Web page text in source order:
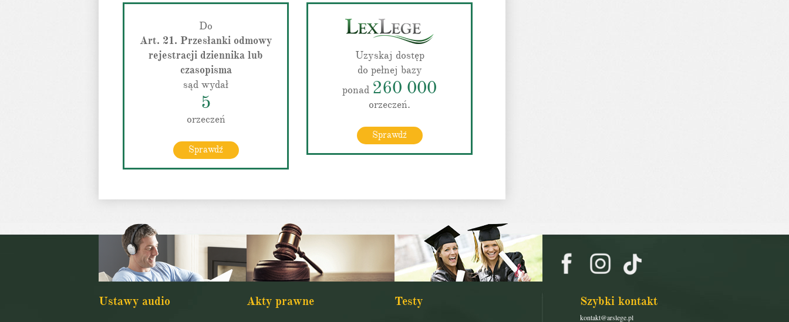
Do
Art. 21. Przesłanki odmowy
rejestracji dziennika lub
czasopisma
sąd wydał
5
orzeczeń
Sprawdź
Uzyskaj dostęp
do pełnej bazy
ponad 260 000
orzeczeń.
Sprawdź
Ustawy audio Akty prawne Testy Szybki kontakt
kontakt@arslege.pl